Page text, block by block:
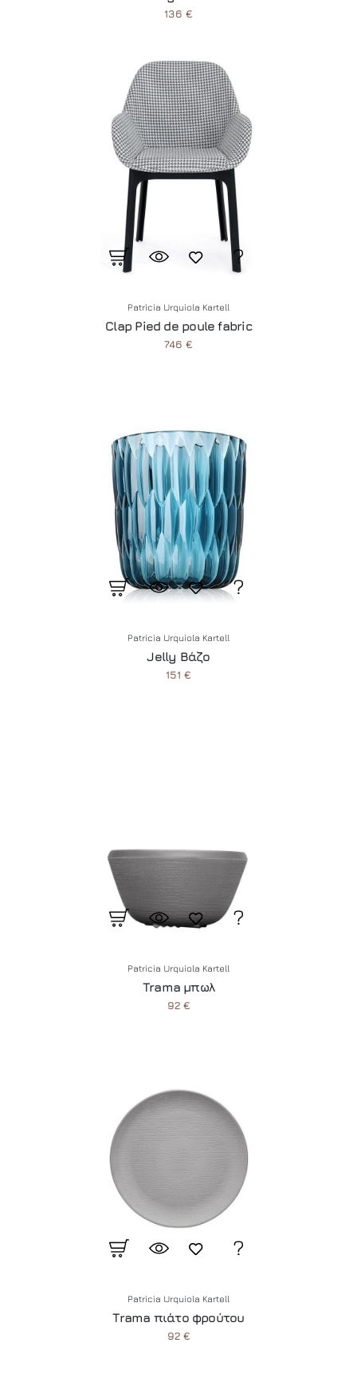
136 €
Patricia Urquiola Kartell
Clap Pied de poule fabric
746 €
Patricia Urquiola Kartell
Jelly Βάζο
151 €
Patricia Urquiola Kartell
Trama μπωλ
92 €
Patricia Urquiola Kartell
Trama πιάτο φρούτου
92 €